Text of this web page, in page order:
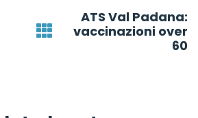
ATS Val Padana:
vaccinazioni over
60